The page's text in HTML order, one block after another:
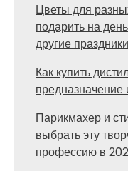
Цветы для
подарить на
другие
Как купить
предназначение
Парикмахер и
выбрать эту
профессию в